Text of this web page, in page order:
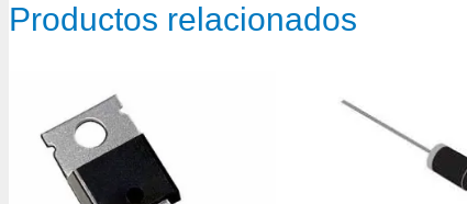
Productos relacionados